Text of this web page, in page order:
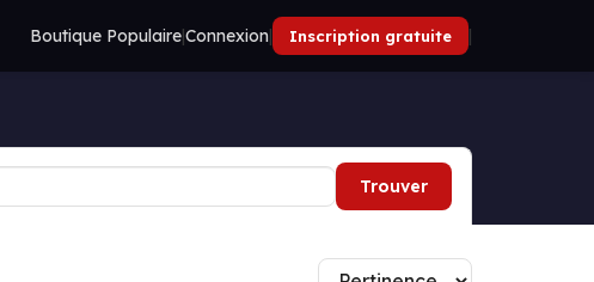
Boutique Populaire|Connexion| Inscription gratuite |
Trouver